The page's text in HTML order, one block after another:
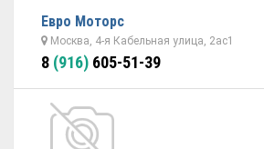
Евро Моторс
Москва, 4-я Кабельная улица, 2ас1
8 (916) 605-51-39